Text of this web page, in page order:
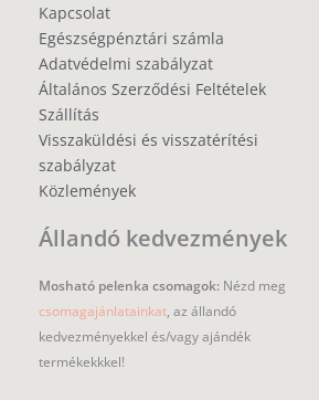
Kapcsolat
Egészségpénztári számla
Adatvédelmi szabályzat
Általános Szerződési Feltételek
Szállítás
Visszaküldési és visszatérítési
szabályzat
Közlemények
Állandó kedvezmények
Mosható pelenka csomagok: Nézd meg
csomagajánlatainkat, az állandó
kedvezményekkel és/vagy ajándék
termékekkkel!